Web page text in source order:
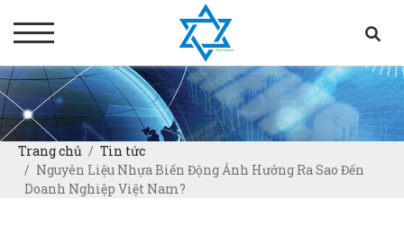
Trang chủ
Tin tức
Nguyên Liệu Nhựa Biến Động Ảnh Hưởng Ra Sao Đến
Doanh Nghiệp Việt Nam?